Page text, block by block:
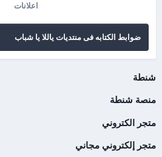
اعلانات
ضوابط الكتابه فى منتديات ياللا يا شباب
شنطة
منصة شنطة
متجر الكتروني
متجر إلكتروني مجاني